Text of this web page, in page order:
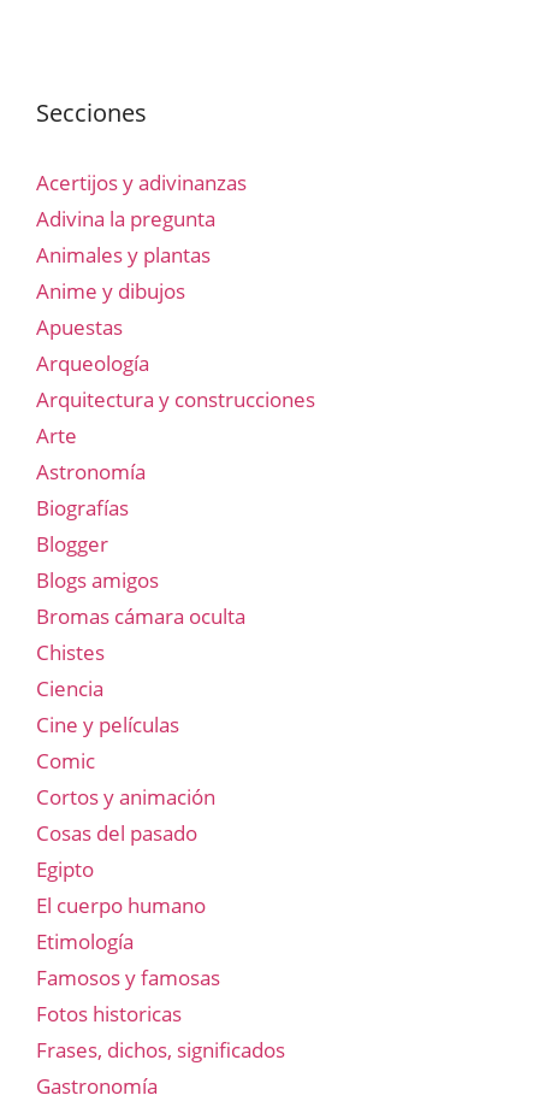
Secciones
Acertijos y adivinanzas
Adivina la pregunta
Animales y plantas
Anime y dibujos
Apuestas
Arqueología
Arquitectura y construcciones
Arte
Astronomía
Biografías
Blogger
Blogs amigos
Bromas cámara oculta
Chistes
Ciencia
Cine y películas
Comic
Cortos y animación
Cosas del pasado
Egipto
El cuerpo humano
Etimología
Famosos y famosas
Fotos historicas
Frases, dichos, significados
Gastronomía